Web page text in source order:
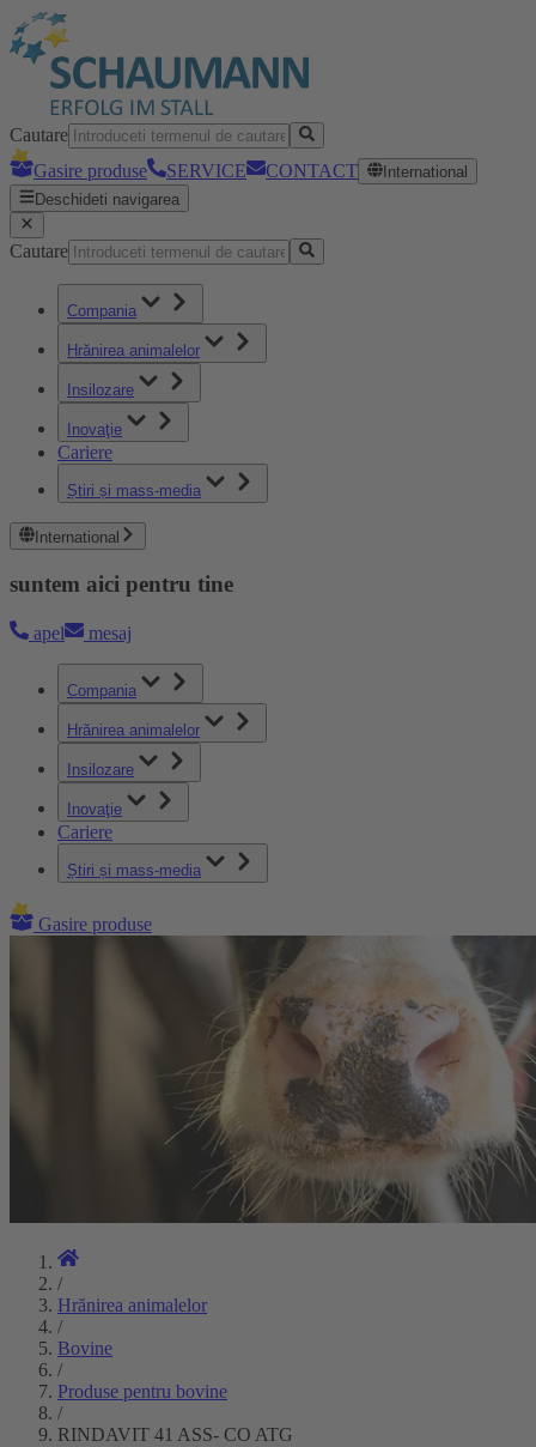
Cautare
Gasire produse
SERVICE CONTACT
International
Deschideti navigarea
Cautare
Compania
Hrănirea animalelor
Insilozare
Inovaţie
Cariere
Știri și mass-media
International
suntem aici pentru tine
apel mesaj
Compania
Hrănirea animalelor
Insilozare
Inovaţie
Cariere
Știri și mass-media
Gasire produse
/
Hrănirea animalelor
/
Bovine
/
Produse pentru bovine
/
RINDAVIT 41 ASS- CO ATG